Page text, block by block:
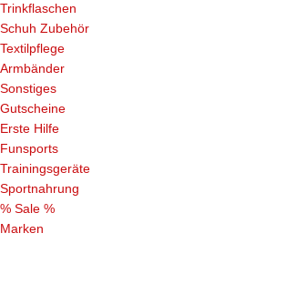
Trinkflaschen
Schuh Zubehör
Textilpflege
Armbänder
Sonstiges
Gutscheine
Erste Hilfe
Funsports
Trainingsgeräte
Sportnahrung
% Sale %
Marken